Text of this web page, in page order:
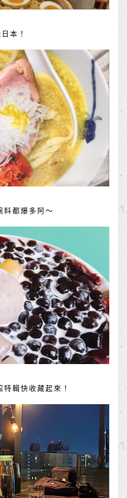
本！
料都爆多阿～
輯快收藏起來！